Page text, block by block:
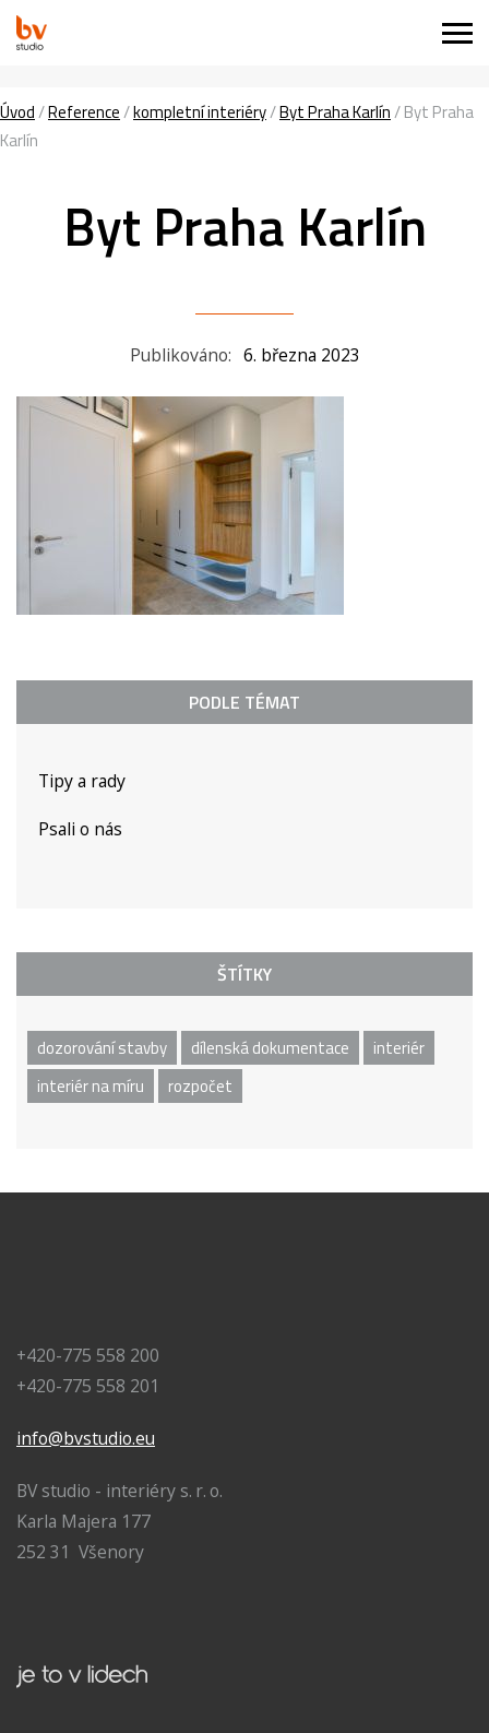
Úvod/Reference/kompletní interiéry/Byt Praha Karlín/Byt Praha
Karlín
Byt Praha Karlín
Publikováno: 6. března 2023
PODLE TÉMAT
Tipy a rady
Psali o nás
ŠTÍTKY
dozorování stavby dílenská dokumentace
interiér
interiér na míru
rozpočet
+420-775 558 200
+420-775 558 201
info@bvstudio.eu
BV studio - interiéry s. r. o.
Karla Majera 177
252 31 Všenory